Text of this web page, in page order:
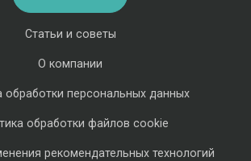
Статьи и советы
О компании
обработки персональных данных
обработки файлов cookie
рекомендательных технологий